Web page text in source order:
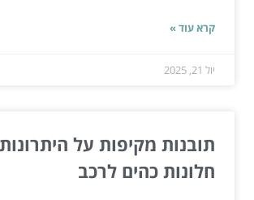
קרא עוד »
יול 21, 2025
תובנות מקיפות על
חלונות כהים לרכב